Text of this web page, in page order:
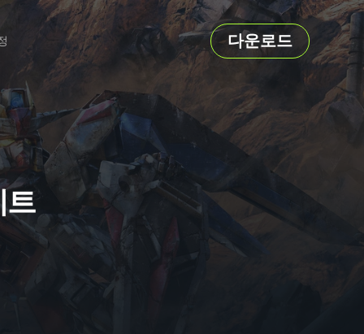
다운로드
트